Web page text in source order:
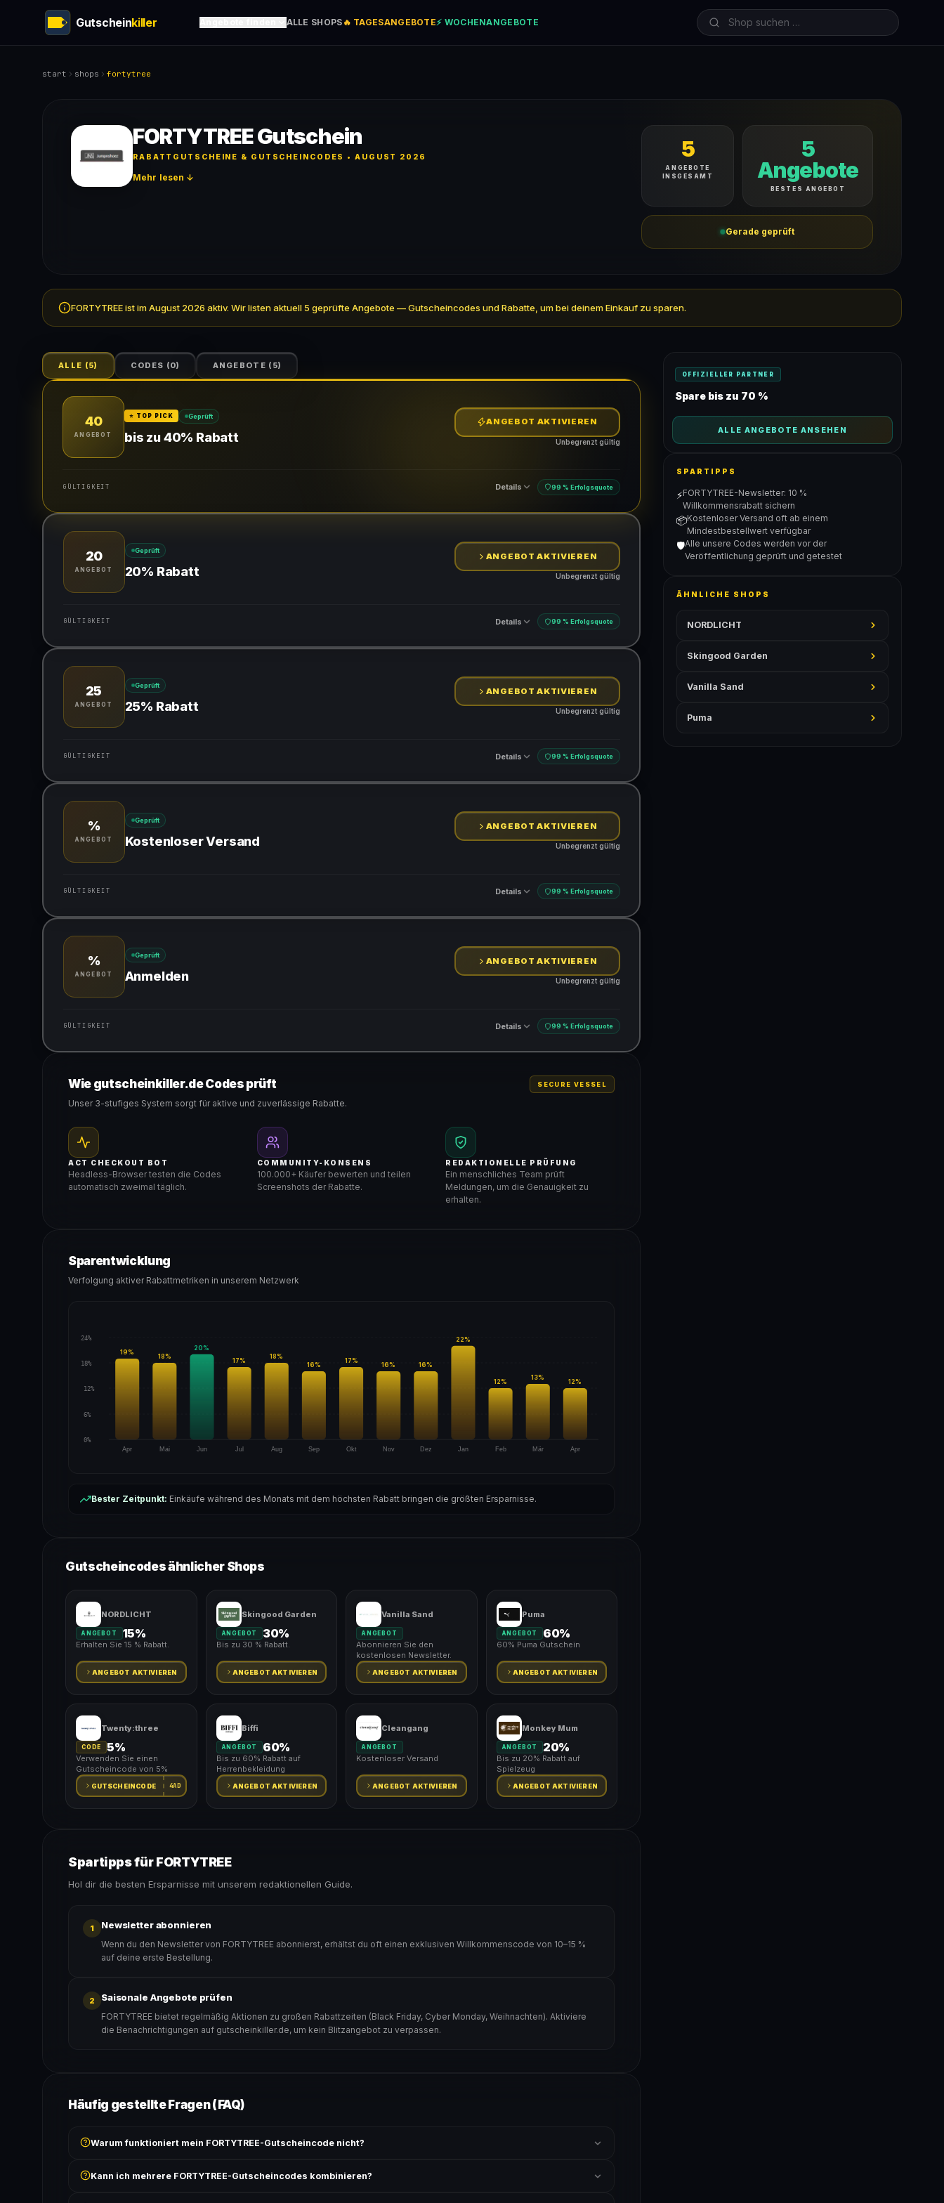
Gutscheinkiller ALLE SHOPS 🔥 TAGESANGEBOTE⚡ WOCHENANGEBOTE
start shops fortytree
FORTYTREE Gutschein
RABATTGUTSCHEINE & GUTSCHEINCODES • AUGUST 2026
Mehr lesen ↓
5
ANGEBOTE
INSGESAMT
5
Angebote
BESTES ANGEBOT
Gerade geprüft
FORTYTREE ist im August 2026 aktiv. Wir listen aktuell 5 geprüfte Angebote — Gutscheincodes und Rabatte, um bei deinem Einkauf zu sparen.
ALLE (5) CODES (0) ANGEBOTE ( 5)
40
ANGEBOT
⭐ TOP PICK Geprüft
bis zu 40% Rabatt
ANGEBOT AKTIVIEREN
Unbegrenzt gültig
GÜLTIGKEIT Details 99 % Erfolgsquote
Gültig für teilnehmende Produkte
20
ANGEBOT
Geprüft
20% Rabatt
ANGEBOT AKTIVIEREN
Unbegrenzt gültig
GÜLTIGKEIT Details 99 % Erfolgsquote
Gültig für teilnehmende Produkte
25
ANGEBOT
Geprüft
25% Rabatt
ANGEBOT AKTIVIEREN
Unbegrenzt gültig
GÜLTIGKEIT Details 99 % Erfolgsquote
Gültig für teilnehmende Produkte
%
ANGEBOT
Geprüft
Kostenloser Versand
ANGEBOT AKTIVIEREN
Unbegrenzt gültig
GÜLTIGKEIT Details 99 % Erfolgsquote
Gültig für teilnehmende Produkte
%
ANGEBOT
Geprüft
Anmelden
ANGEBOT AKTIVIEREN
Unbegrenzt gültig
GÜLTIGKEIT Details 99 % Erfolgsquote
Gültig für teilnehmende Produkte
Wie gutscheinkiller.de Codes prüft
Unser 3-stufiges System sorgt für aktive und zuverlässige Rabatte.
SECURE VESSEL
ACT CHECKOUT BOT
Headless-Browser testen die Codes
automatisch zweimal täglich.
COMMUNITY-KONSENS
100.000+ Käufer bewerten und teilen
Screenshots der Rabatte.
REDAKTIONELLE PRÜFUNG
Ein menschliches Team prüft
Meldungen, um die Genauigkeit zu
erhalten.
Sparentwicklung
Verfolgung aktiver Rabattmetriken in unserem Netzwerk
24%
18%
12%
6%
0%
Apr
19%
Mai
18%
Jun
20%
Jul
17%
Aug
18%
Sep
16%
Okt
17%
Nov
16%
Dez
16%
Jan
22%
Feb
12%
Mär
13%
Apr
12%
Bester Zeitpunkt: Einkäufe während des Monats mit dem höchsten Rabatt bringen die größten Ersparnisse.
Gutscheincodes ähnlicher Shops
NORDLICHT
ANGEBOT 15%
Erhalten Sie 15 % Rabatt.
ANGEBOT AKTIVIEREN
Skingood Garden
ANGEBOT 30%
Bis zu 30 % Rabatt.
ANGEBOT AKTIVIEREN
Vanilla Sand
ANGEBOT
Abonnieren Sie den
kostenlosen Newsletter.
ANGEBOT AKTIVIEREN
Puma
ANGEBOT 60%
60% Puma Gutschein
ANGEBOT AKTIVIEREN
Twenty:three
CODE 5%
Verwenden Sie einen
Gutscheincode von 5%
GUTSCHEINCODE 4AD
Biffi
ANGEBOT 60%
Bis zu 60% Rabatt auf
Herrenbekleidung
ANGEBOT AKTIVIEREN
Cleangang
ANGEBOT
Kostenloser Versand
ANGEBOT AKTIVIEREN
Monkey Mum
ANGEBOT 20%
Bis zu 20% Rabatt auf
Spielzeug
ANGEBOT AKTIVIEREN
Spartipps für FORTYTREE
Hol dir die besten Ersparnisse mit unserem redaktionellen Guide.
1 Newsletter abonnieren
Wenn du den Newsletter von FORTYTREE abonnierst, erhältst du oft einen exklusiven Willkommenscode von 10–15 %
auf deine erste Bestellung.
2 Saisonale Angebote prüfen
FORTYTREE bietet regelmäßig Aktionen zu großen Rabattzeiten (Black Friday, Cyber Monday, Weihnachten). Aktiviere
die Benachrichtigungen auf gutscheinkiller.de, um kein Blitzangebot zu verpassen.
Häufig gestellte Fragen (FAQ)
Warum funktioniert mein FORTYTREE-Gutscheincode nicht?
Bedingungen findest du unter „Details".
Kann ich mehrere FORTYTREE-Gutscheincodes kombinieren?
OFFIZIELLER PARTNER
Spare bis zu 70 %
ALLE ANGEBOTE ANSEHEN
SPARTIPPS
⚡FORTYTREE-Newsletter: 10 %
Willkommensrabatt sichern
📦Kostenloser Versand oft ab einem
Mindestbestellwert verfügbar
🛡️Alle unsere Codes werden vor der
Veröffentlichung geprüft und getestet
ÄHNLICHE SHOPS
NORDLICHT
Skingood Garden
Vanilla Sand
Puma